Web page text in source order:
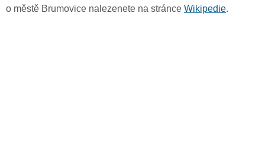
o městě Brumovice nalezenete na stránce Wikipedie.